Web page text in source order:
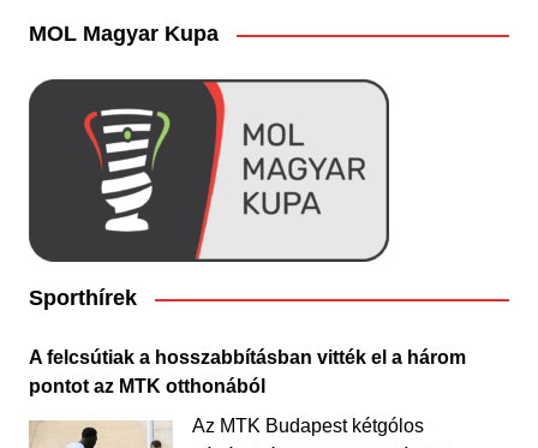
MOL Magyar Kupa
Sporthírek
A felcsútiak a hosszabbításban vitték el a három
pontot az MTK otthonából
Az MTK Budapest kétgólos